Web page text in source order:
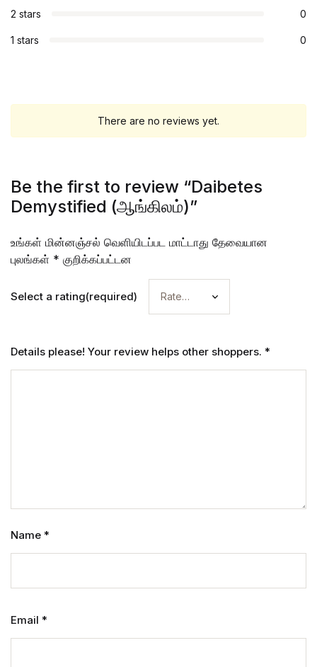
2 stars 0
1 stars 0
There are no reviews yet.
Be the first to review “Daibetes
Demystified (ஆங்கிலம்)”
உங்கள் மின்னஞ்சல் வெளியிடப்பட மாட்டாது தேவையான
புலங்கள் * குறிக்கப்பட்டன
Select a rating(required)
Details please! Your review helps other shoppers. *
Name *
Email *